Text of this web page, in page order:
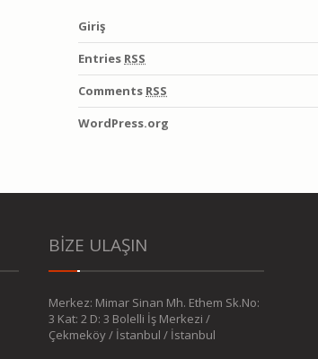
Giriş
Entries RSS
Comments RSS
WordPress.org
BİZE ULAŞIN
Merkez: Mimar Sinan Mh. Ethem Sk.No:
3 Kat: 2 D: 3 Bolelli İş Merkezi /
Çekmeköy / İstanbul / İstanbul